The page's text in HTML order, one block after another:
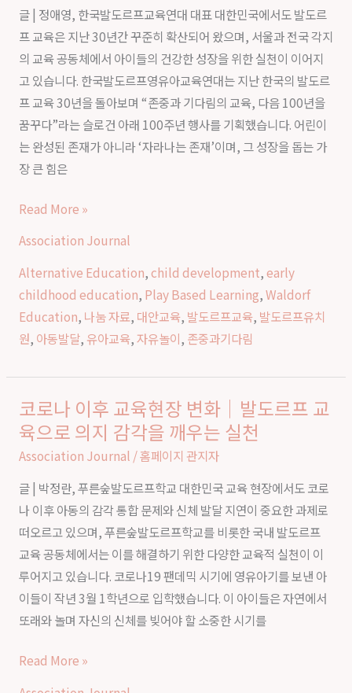
인
간
의
연
결
글 | 정애영, 한국발도르프교육연대 대표 대한민국에서도 발도르
프 교육은 지난 30년간 꾸준히 확산되어 왔으며, 서울과 전국 각지
의 교육 공동체에서 아이들의 건강한 성장을 위한 실천이 이어지
고 있습니다. 한국발도르프영유아교육연대는 지난 한국의 발도르
프 교육 30년을 돌아보며 “존중과 기다림의 교육, 다음 100년을
꿈꾸다”라는 슬로건 아래 100주년 행사를 기획했습니다. 어린이
는 완성된 존재가 아니라 ‘자라나는 존재’이며, 그 성장을 돕는 가
장 큰 힘은
유
아
교
육
100
주
년
｜
중
과
기
다
으
아
의
성
장
을
돕
는
교
육
Read More »
Association Journal
Alternative Education,child development,early
childhood education, Play Based Learning,Waldorf
Education, 나눔 자료, 대안교육, 발도르프교육, 발도르프유치
원, 아동발달, 유아교육,자유놀이, 존중과기다림
코로나 이후 교육현장 변화｜발도르프 교
육으로 의지 감각을 깨우는 실천
Association Journal /홈페이지 관지자
글 | 박정란, 푸른숲발도르프학교 대한민국 교육 현장에서도 코로
나 이후 아동의 감각 통합 문제와 신체 발달 지연이 중요한 과제로
떠오르고 있으며, 푸른숲발도르프학교를 비롯한 국내 발도르프
교육 공동체에서는 이를 해결하기 위한 다양한 교육적 실천이 이
루어지고 있습니다. 코로나19 팬데믹 시기에 영유아기를 보낸 아
이들이 작년 3월 1학년으로 입학했습니다. 이 아이들은 자연에서
또래와 놀며 자신의 신체를 빚어야 할 소중한 시기를
코
로
나
후
교
육
현
장
변
화
발
Read More »